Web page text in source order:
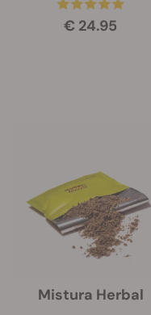
€ 24.95
Mistura Herbal